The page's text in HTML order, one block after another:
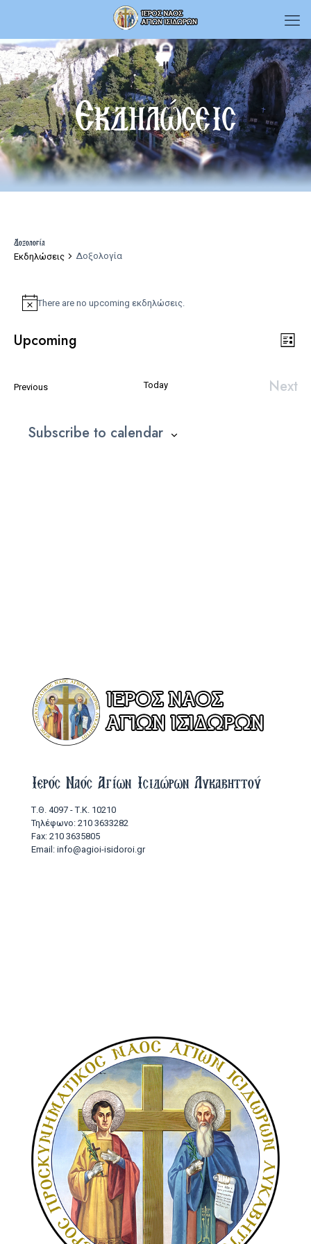
Εκδηλώσεις
Δοξολογία
Εκδηλώσεις Δοξολογία
Εκδηλώσεις
Notice
There are no upcoming εκδηλώσεις.
List
Upcoming
PreviousΕκδηλώσεις Today Next
Subscribe to calendar
Ιερός Ναός Αγίων Ισιδώρων Λυκαβηττού
Τ.Θ. 4097 - Τ.Κ. 10210
Τηλέφωνο: 210 3633282
Fax: 210 3635805
Email: info@agioi-isidoroi.gr